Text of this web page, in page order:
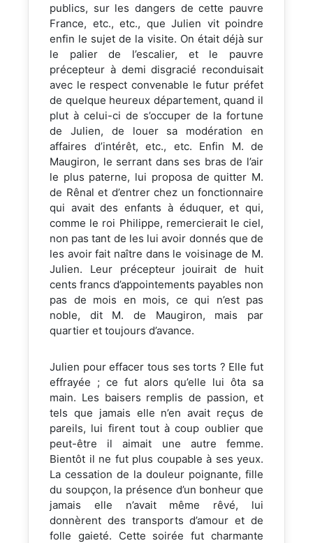
publics, sur les dangers de cette pauvre
France, etc., etc., que Julien vit poindre
enfin le sujet de la visite. On était déjà sur
le palier de l’escalier, et le pauvre
précepteur à demi disgracié reconduisait
avec le respect convenable le futur préfet
de quelque heureux département, quand il
plut à celui-ci de s’occuper de la fortune
de Julien, de louer sa modération en
affaires d’intérêt, etc., etc. Enfin M. de
Maugiron, le serrant dans ses bras de l’air
le plus paterne, lui proposa de quitter M.
de Rênal et d’entrer chez un fonctionnaire
qui avait des enfants à éduquer, et qui,
comme le roi Philippe, remercierait le ciel,
non pas tant de les lui avoir donnés que de
les avoir fait naître dans le voisinage de M.
Julien. Leur précepteur jouirait de huit
cents francs d’appointements payables non
pas de mois en mois, ce qui n’est pas
noble, dit M. de Maugiron, mais par
quartier et toujours d’avance.
Julien pour effacer tous ses torts ? Elle fut
effrayée ; ce fut alors qu’elle lui ôta sa
main. Les baisers remplis de passion, et
tels que jamais elle n’en avait reçus de
pareils, lui firent tout à coup oublier que
peut-être il aimait une autre femme.
Bientôt il ne fut plus coupable à ses yeux.
La cessation de la douleur poignante, fille
du soupçon, la présence d’un bonheur que
jamais elle n’avait même rêvé, lui
donnèrent des transports d’amour et de
folle gaieté. Cette soirée fut charmante